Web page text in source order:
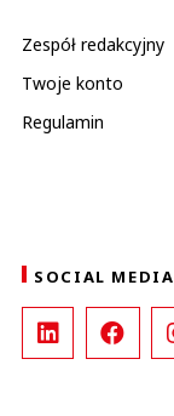
Zespół redakcyjny
Twoje konto
Regulamin
SOCIAL MEDIA